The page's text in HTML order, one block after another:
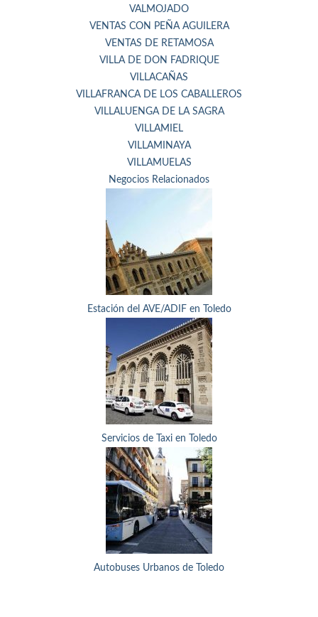
VALMOJADO
VENTAS CON PEÑA AGUILERA
VENTAS DE RETAMOSA
VILLA DE DON FADRIQUE
VILLACAÑAS
VILLAFRANCA DE LOS CABALLEROS
VILLALUENGA DE LA SAGRA
VILLAMIEL
VILLAMINAYA
VILLAMUELAS
Negocios Relacionados
Estación del AVE/ADIF en Toledo
Servicios de Taxi en Toledo
Autobuses Urbanos de Toledo